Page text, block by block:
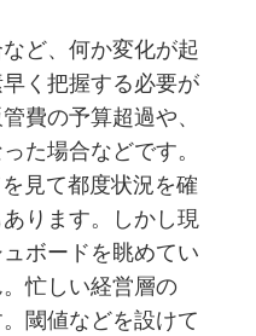
ど、何か変化が起
く把握する必要が
費の予算超過や、
た場合などです。
見て都度状況を確
ります。しかし現
ボードを眺めてい
忙しい経営層の
閾値などを設けて